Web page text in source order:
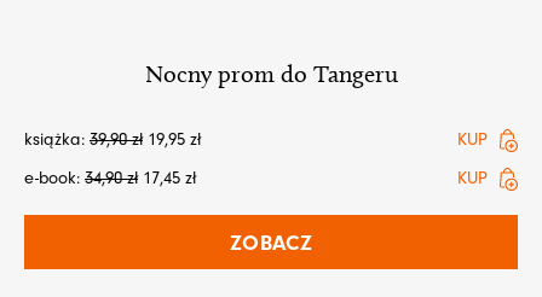
Nocny prom do Tangeru
książka: 39,90zł 19,95 zł
KUP
e-book: 34,90zł 17,45 zł KUP
ZOBACZ